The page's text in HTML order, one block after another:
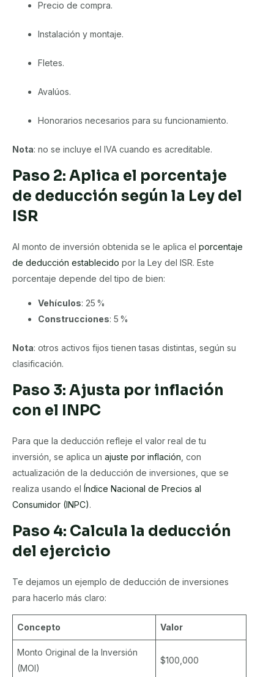
Precio de compra.
Instalación y montaje.
Fletes.
Avalúos.
Honorarios necesarios para su funcionamiento.
Nota: no se incluye el IVA cuando es acreditable.
Paso 2: Aplica el porcentaje
de deducción según la Ley del
ISR
Al monto de inversión obtenida se le aplica el porcentaje
de deducción establecido por la Ley del ISR. Este
porcentaje depende del tipo de bien:
Vehículos: 25 %
Construcciones: 5 %
Nota: otros activos fijos tienen tasas distintas, según su
clasificación.
Paso 3: Ajusta por inflación
con el INPC
Para que la deducción refleje el valor real de tu
inversión, se aplica un ajuste por inflación , con
actualización de la deducción de inversiones, que se
realiza usando el Índice Nacional de Precios al
Consumidor (INPC).
Paso 4: Calcula la deducción
del ejercicio
Te dejamos un ejemplo de deducción de inversiones
para hacerlo más claro:
Concepto Valor
Monto Original de la Inversión
(MOI)
$100,000